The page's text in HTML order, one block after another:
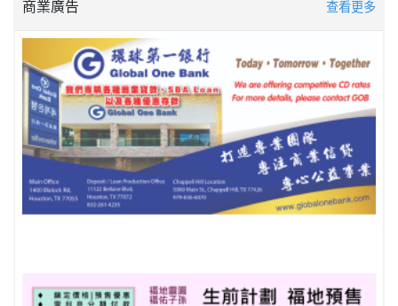
商業廣告 查看更多